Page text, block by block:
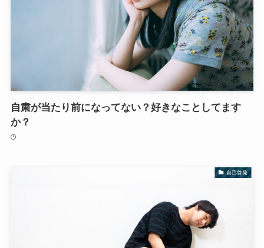
自粛が当たり前になってない？好きなことしてます
か？
自己啓発